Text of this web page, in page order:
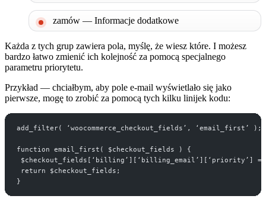
zamów — Informacje dodatkowe
Każda z tych grup zawiera pola, myślę, że wiesz które. I możesz
bardzo łatwo zmienić ich kolejność za pomocą specjalnego
parametru priorytetu.
Przykład — chciałbym, aby pole e-mail wyświetlało się jako
pierwsze, mogę to zrobić za pomocą tych kilku linijek kodu:
add_filter( ‘woocommerce_checkout_fields’, ‘email_first’ );
function email_first( $checkout_fields ) {
$checkout_fields[‘billing’][‘billing_email’][‘priority’] =
return $checkout_fields;
}